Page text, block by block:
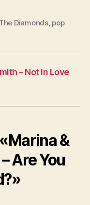
Diamonds, pop
– Not In Love
&
Are You